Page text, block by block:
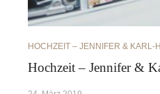
HOCHZEIT – JENNIFER & KARL-
Hochzeit – Jennifer &